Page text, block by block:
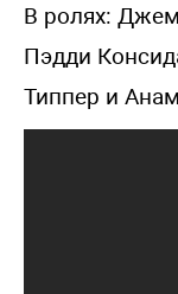
В ролях:
Пэдди
Типпер и